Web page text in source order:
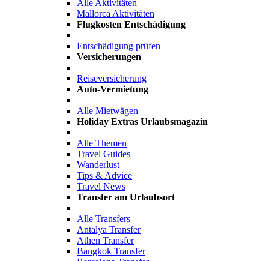
Alle Aktivitäten
Mallorca Aktivitäten
Flugkosten Entschädigung
Entschädigung prüfen
Versicherungen
Reiseversicherung
Auto-Vermietung
Alle Mietwägen
Holiday Extras Urlaubsmagazin
Alle Themen
Travel Guides
Wanderlust
Tips & Advice
Travel News
Transfer am Urlaubsort
Alle Transfers
Antalya Transfer
Athen Transfer
Bangkok Transfer